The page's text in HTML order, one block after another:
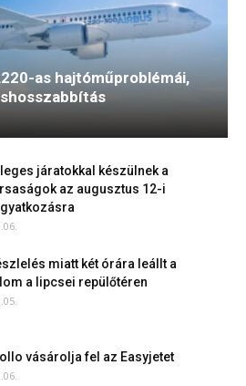
as hajtóműproblémái,
járatokkal készülnek a
az augusztus 12-i
miatt két órára leállt a
a lipcsei repülőtéren
vásárolja fel az Easyjetet